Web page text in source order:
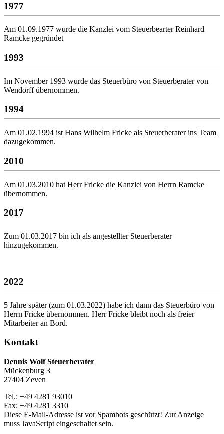
1977
Am 01.09.1977 wurde die Kanzlei vom Steuerbearter Reinhard
Ramcke gegründet
1993
Im November 1993 wurde das Steuerbüro von Steuerberater von
Wendorff übernommen.
1994
Am 01.02.1994 ist Hans Wilhelm Fricke als Steuerberater ins Team
dazugekommen.
2010
Am 01.03.2010 hat Herr Fricke die Kanzlei von Herrn Ramcke
übernommen.
2017
Zum 01.03.2017 bin ich als angestellter Steuerberater
hinzugekommen.
2022
5 Jahre später (zum 01.03.2022) habe ich dann das Steuerbüro von
Herrn Fricke übernommen. Herr Fricke bleibt noch als freier
Mitarbeiter an Bord.
Kontakt
Dennis Wolf Steuerberater
Mückenburg 3
27404 Zeven
Tel.: +49 4281 93010
Fax: +49 4281 3310
Diese E-Mail-Adresse ist vor Spambots geschützt! Zur Anzeige
muss JavaScript eingeschaltet sein.